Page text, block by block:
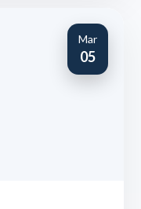
Mar
05